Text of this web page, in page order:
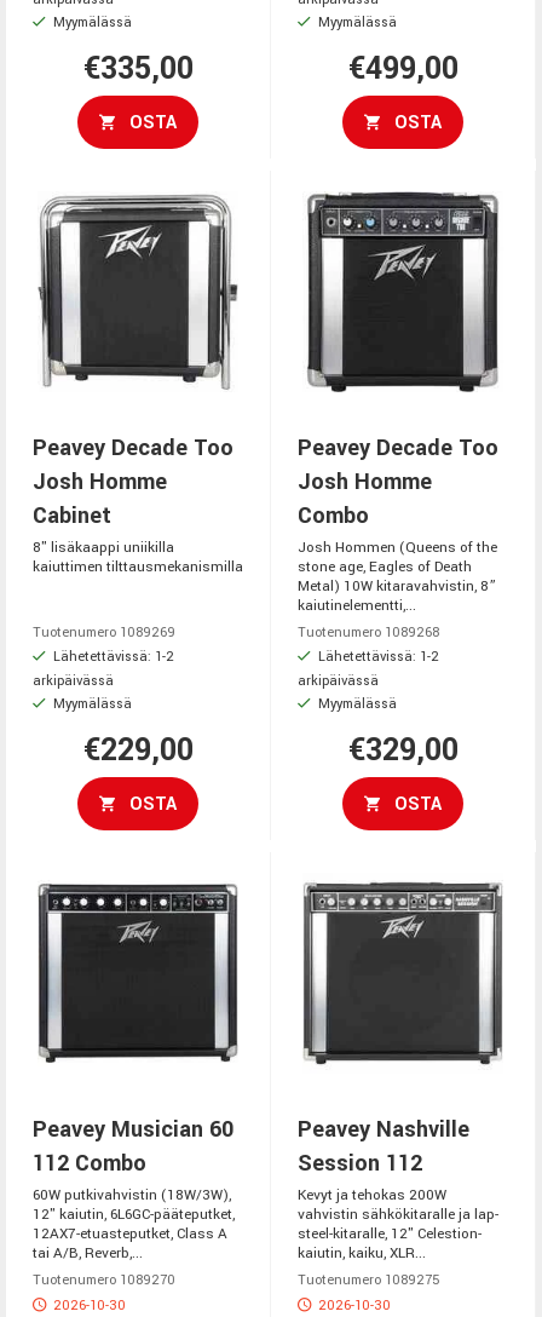
Myymälässä
€335,00
OSTA
Myymälässä
€499,00
OSTA
Peavey Decade Too
Josh Homme
Cabinet
8" lisäkaappi uniikilla
kaiuttimen tilttausmekanismilla
Tuotenumero 1089269
Lähetettävissä: 1-2
arkipäivässä
Myymälässä
€229,00
OSTA
Peavey Decade Too
Josh Homme
Combo
Josh Hommen (Queens of the
stone age, Eagles of Death
Metal) 10W kitaravahvistin, 8”
kaiutinelementti,...
Tuotenumero 1089268
Lähetettävissä: 1-2
arkipäivässä
Myymälässä
€329,00
OSTA
Peavey Musician 60
112 Combo
60W putkivahvistin (18W/3W),
12" kaiutin, 6L6GC-pääteputket,
12AX7-etuasteputket, Class A
tai A/B, Reverb,...
Tuotenumero 1089270
2026-10-30
Peavey Nashville
Session 112
Kevyt ja tehokas 200W
vahvistin sähkökitaralle ja lap-
steel-kitaralle, 12" Celestion-
kaiutin, kaiku, XLR...
Tuotenumero 1089275
2026-10-30